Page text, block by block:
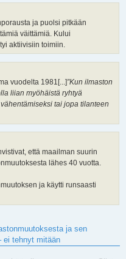
ja puolsi pitkään
väittämiä. Kului
aktiivisiin toimiin.
vuodelta 1981[...]”Kun ilmaston
liian myöhäistä ryhtyä
tai jopa tilanteen
että maailman suurin
lähes 40 vuotta.
ja käytti runsaasti
ja sen
ei tehnyt mitään